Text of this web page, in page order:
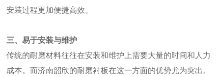
安装过程更加便捷高效。
三、易于安装与维护
传统的耐磨材料往往在安装和维护上需要大量的时间和人力
成本。而济南韶欣的耐磨衬板在这一方面的优势尤为突出。